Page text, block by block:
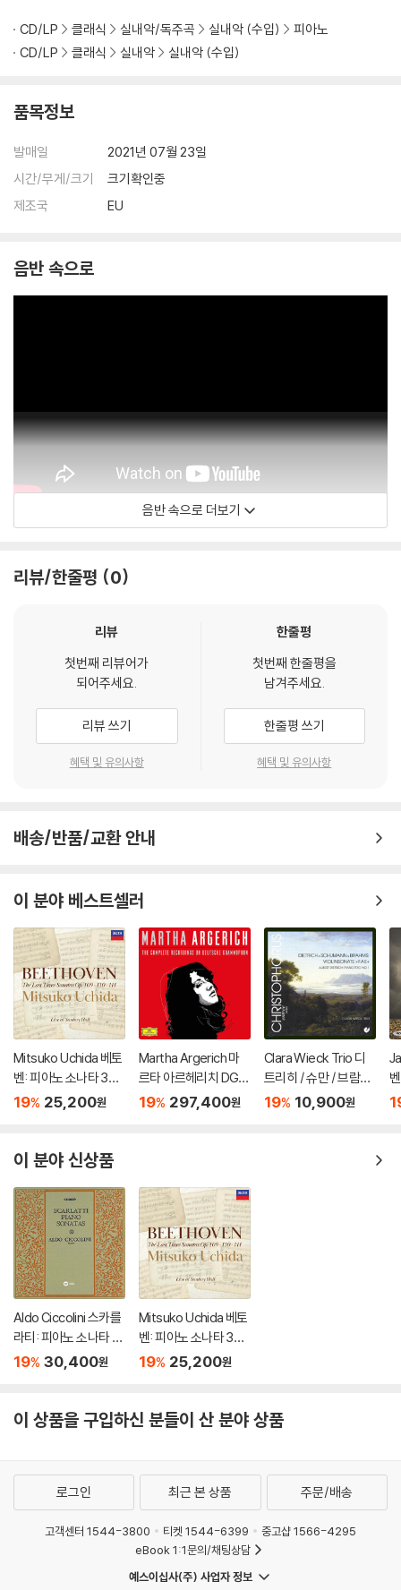
CD/LP 클래식 실내악/독주곡 실내악 (수입)
피아노
CD/LP
클래식 실내악 실내악 (수입)
품목정보
발매일
2021년 07월 23일
시간/무게/크기
크기확인중
제조국
EU
음반 속으로
음반 속으로 더보기
리뷰/한줄평 0
리뷰
첫번째 리뷰어가
되어주세요.
리뷰 쓰기
혜택 및 유의사항
한줄평
첫번째 한줄평을
남겨주세요.
한줄평 쓰기
혜택 및 유의사항
배송/반품/교환 안내
이 분야 베스트셀러
Mitsuko Uchida 베토
벤: 피아노 소나타 30-
32번 (Beethoven: Pi
19% 25,200원
Martha Argerich 마
르타 아르헤리치 DG,
Philips 전곡집 (The C
19% 297,400원
Clara Wieck Trio 디
트리히 / 슈만 / 브람스:
바이올린 소나타 F.A.E.
19% 10,900원
3
이 분야 신상품
Aldo Ciccolini 스카를
라티: 피아노 소나타 (S
carlatti: Piano Sonat
19% 30,400원
Mitsuko Uchida 베토
벤: 피아노 소나타 30-
32번 (Beethoven: Pi
19% 25,200원
이 상품을 구입하신 분들이 산 분야 상품
로그인 최근 본 상품 주문/배송
고객센터 1544-3800 티켓 1544-6399
중고샵 1566-4295
eBook 1:1문의/채팅상담
예스이십사(주) 사업자 정보